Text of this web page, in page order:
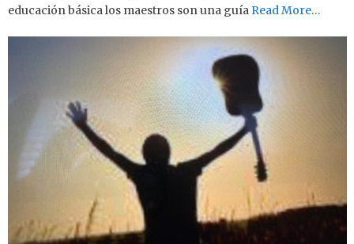
educación básica los maestros son una guía Read More…